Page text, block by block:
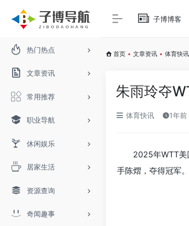
热门热点
文章资讯
常用推荐
职业导航
休闲娱乐
居家生活
资源查询
奇闻趣事
子博博客
首页 • 文章资讯 • 体育快讯
朱雨玲夺
体育快讯 1年
2025年WTT美
手陈熠，夺得冠军。